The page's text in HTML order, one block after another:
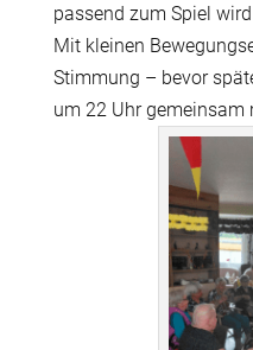
passend zum Spiel
Mit kleinen
Stimmung – bevor
um 22 Uhr gemeinsam